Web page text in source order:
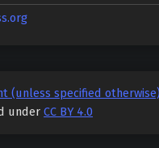
(unless specified otherwise)
under CC BY 4.0